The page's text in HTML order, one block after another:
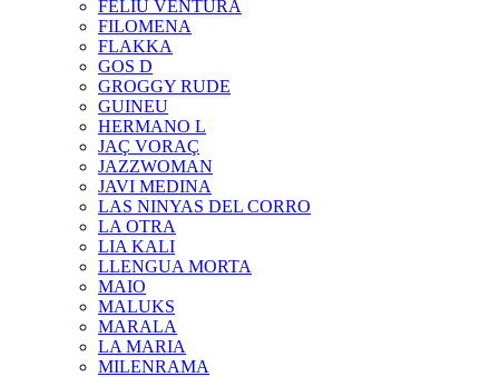
FELIU VENTURA
FILOMENA
FLAKKA
GOS D
GROGGY RUDE
GUINEU
HERMANO L
JAÇ VORAÇ
JAZZWOMAN
JAVI MEDINA
LAS NINYAS DEL CORRO
LA OTRA
LIA KALI
LLENGUA MORTA
MAIO
MALUKS
MARALA
LA MARIA
MILENRAMA